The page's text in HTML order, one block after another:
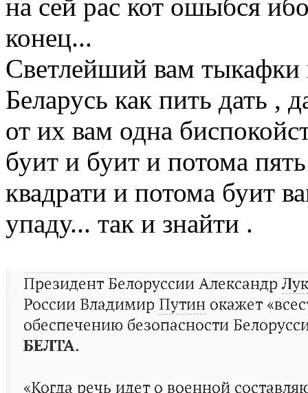
на сей рас кот ошыбся
конец...
Светлейший вам
Беларусь как пить дать ,
от их вам одна
буит и буит и потома
квадрати и потома буит
упаду... так и знайти .